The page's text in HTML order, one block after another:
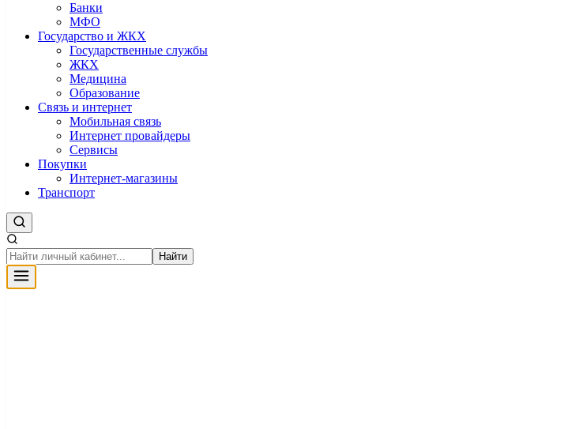
Банки
МФО
Государство и ЖКХ
Государственные службы
ЖКХ
Медицина
Образование
Связь и интернет
Мобильная связь
Интернет провайдеры
Сервисы
Покупки
Интернет-магазины
Транспорт
Найти